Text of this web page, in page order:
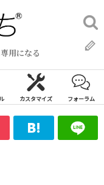
用になる
検
索:
カスタマイズ フォーラム